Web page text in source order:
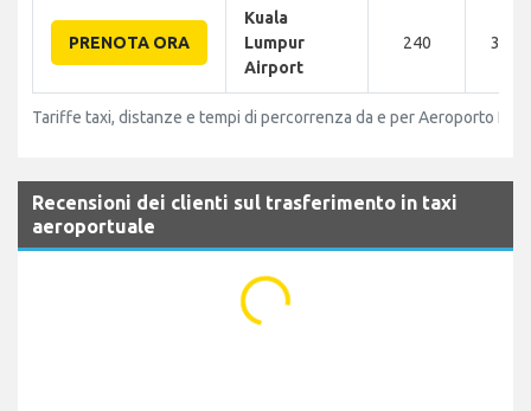
PRENOTA ORA
Kuala
Lumpur
Airport
240 396
Tariffe taxi, distanze e tempi di percorrenza da e per Aeroporto
Recensioni dei clienti sul trasferimento in taxi
aeroportuale
...